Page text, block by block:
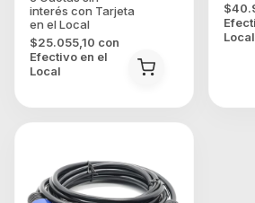
$25.055,10 con
Efectivo en el
Local
Local